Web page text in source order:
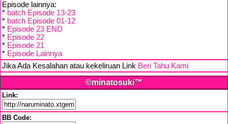
Episode lainnya:
* batch Episode 13-23
* batch Episode 01-12
* Episode 23 END
* Episode 22
* Episode 21
* Episode Lainnya
Jika Ada Kesalahan atau kekeliruan Link Beri Tahu Kami
©minatosuki™
Link:
BB Code: